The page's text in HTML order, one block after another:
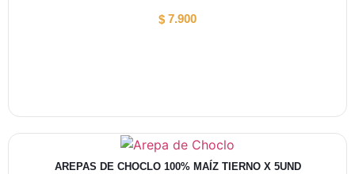
$ 7.900
AREPAS DE CHOCLO 100% MAÍZ TIERNO X 5UND